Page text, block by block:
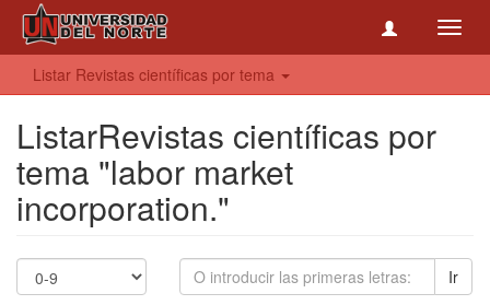
Listar Revistas científicas por tema
ListarRevistas científicas por
tema "labor market
incorporation."
Ir